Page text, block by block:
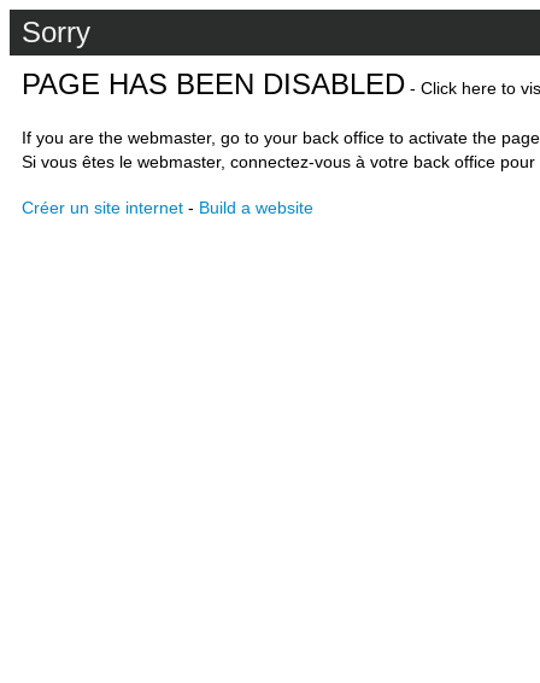
Sorry
PAGE HAS BEEN DISABLED - Click here to
If you are the webmaster, go to your back office to activate the
Si vous êtes le webmaster, connectez-vous à votre back office
Créer un site internet - Build a website